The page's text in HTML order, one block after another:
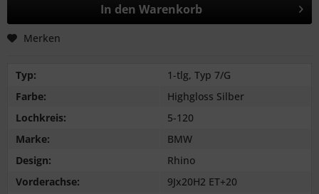
In den Warenkorb
Merken
Typ:
1-tlg, Typ 7/G
Farbe:
Highgloss Silber
Lochkreis:
5-120
Marke:
BMW
Design:
Rhino
Vorderachse:
9Jx20H2 ET+20